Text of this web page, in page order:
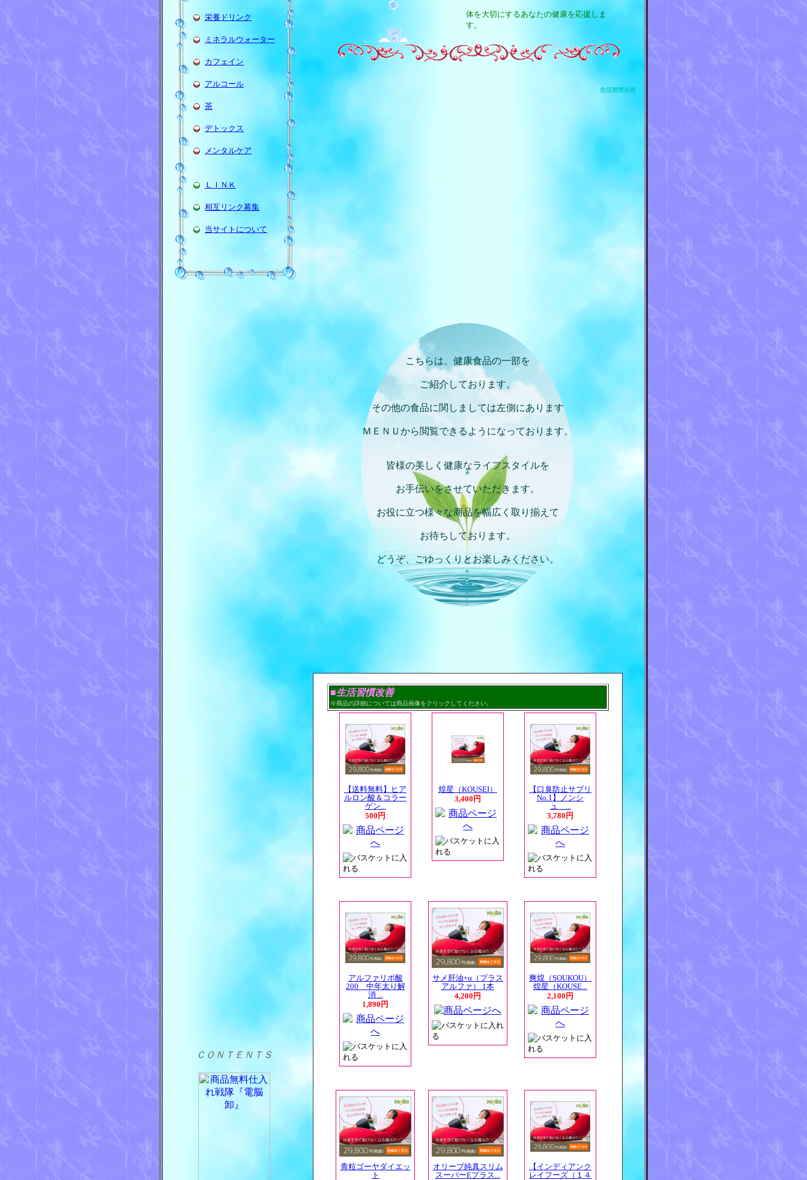
栄養ドリンク
ミネラルウォーター
カフェイン
アルコール
茶
デトックス
メンタルケア
ＬＩＮＫ
相互リンク募集
当サイトについて
ＣＯＮＴＥＮＴＳ
体を大切にするあなたの健康を応援しま
す。
生活習慣改善
こちらは、健康食品の一部を
ご紹介しております。
その他の食品に関しましては左側にあります
ＭＥＮＵから閲覧できるようになっております。
皆様の美しく健康なライフスタイルを
お手伝いをさせていただきます。
お役に立つ様々な商品を幅広く取り揃えて
お待ちしております。
どうぞ、ごゆっくりとお楽しみください。
■生活習慣改善
※商品の詳細については商品画像をクリックしてください。
【送料無料】ヒア
ルロン酸＆コラー
ゲン...
500円
煌星（KOUSEI）
3,400円
【口臭防止サプリ
No.1】ノンシ
ュ ...
3,780円
アルファリポ酸
200 中年太り解
消 ...
1,890円
サメ肝油+α（プラス
アルファ） 1本
4,200円
爽煌（SOUKOU）
煌星（KOUSE...
2,100円
青粒ゴーヤダイエッ
ト
オリーブ純真スリム
スーパーEプラス...
【インディアンク
レイフーズ（１４